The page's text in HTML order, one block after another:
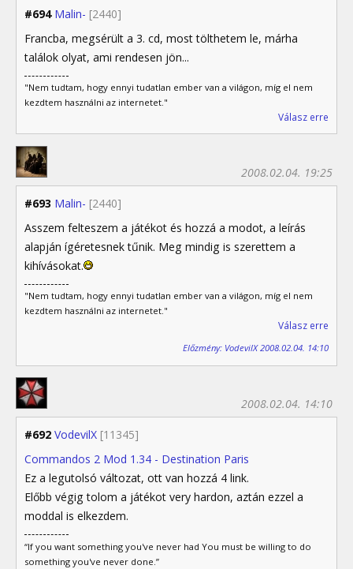
#694 Malin- [2440]
Francba, megsérült a 3. cd, most tölthetem le, márha
találok olyat, ami rendesen jön...
"Nem tudtam, hogy ennyi tudatlan ember van a világon, míg el nem
kezdtem használni az internetet."
Válasz erre
#693 Malin- [2440]
2008.02.04. 19:25
Asszem felteszem a játékot és hozzá a modot, a leírás
alapján ígéretesnek tűnik. Meg mindig is szerettem a
kihívásokat.
"Nem tudtam, hogy ennyi tudatlan ember van a világon, míg el nem
kezdtem használni az internetet."
Válasz erre
Előzmény: VodevilX 2008.02.04. 14:10
#692 VodevilX [11345]
2008.02.04. 14:10
Commandos 2 Mod 1.34 - Destination Paris
Ez a legutolsó változat, ott van hozzá 4 link.
Előbb végig tolom a játékot very hardon, aztán ezzel a
moddal is elkezdem.
“If you want something you've never had You must be willing to do
something you've never done.”